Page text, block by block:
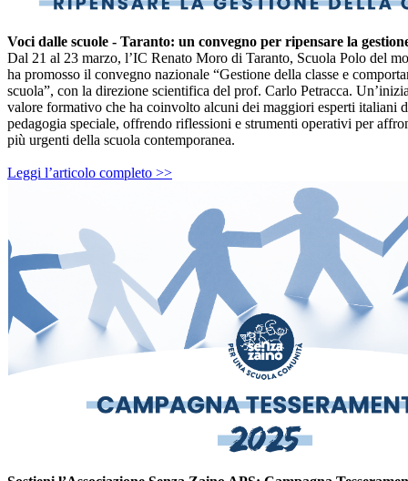
Voci dalle scuole - Taranto: un convegno per ripensare la
Dal 21 al 23 marzo, l’IC Renato Moro di Taranto, Scuola Polo del
ha promosso il convegno nazionale “Gestione della classe e
scuola”, con la direzione scientifica del prof. Carlo Petracca.
valore formativo che ha coinvolto alcuni dei maggiori esperti italiani
pedagogia speciale, offrendo riflessioni e strumenti operativi per
più urgenti della scuola contemporanea.
Leggi l’articolo completo >>